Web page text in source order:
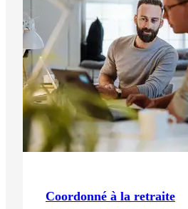
Coordonné à la retraite